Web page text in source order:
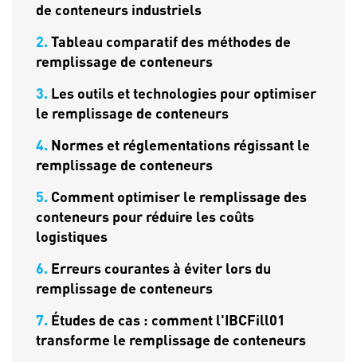
de conteneurs industriels
2. Tableau comparatif des méthodes de
remplissage de conteneurs
3. Les outils et technologies pour optimiser
le remplissage de conteneurs
4. Normes et réglementations régissant le
remplissage de conteneurs
5. Comment optimiser le remplissage des
conteneurs pour réduire les coûts
logistiques
6. Erreurs courantes à éviter lors du
remplissage de conteneurs
7. Études de cas : comment l'IBCFill01
transforme le remplissage de conteneurs